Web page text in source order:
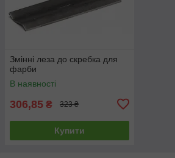
Змінні леза до скребка для
фарби
В наявності
306,85 ₴ 323 ₴
Купити